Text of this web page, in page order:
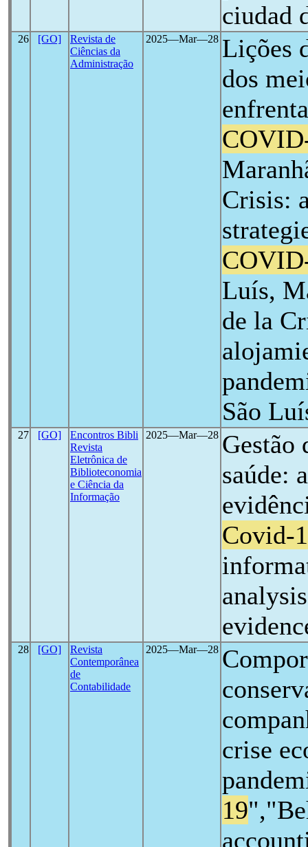
ciudad
26 [GO]
Revista de
Ciências da
Administração
2025―Mar―28 Lições
dos
Crisis:
Luís,
de la
São
27 [GO]
Encontros Bibli
Revista
Eletrônica de
Biblioteconomia
e Ciência da
Informação
2025―Mar―28 Gestão
saúde:
Covid-
28 [GO]
Revista
Contemporânea
de
Contabilidade
2025―Mar―28
crise
19